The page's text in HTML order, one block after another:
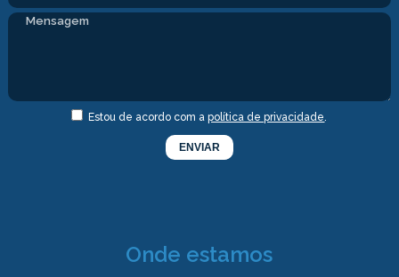
Estou de acordo com apolítica de privacidade.
Onde estamos